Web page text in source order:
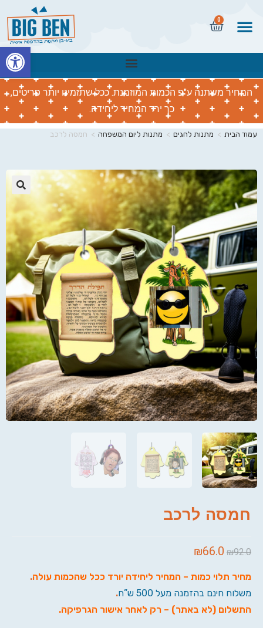
0
המחיר משתנה ע"פ הכמות המוזמנת. ככל שתזמינו יותר פריטים,
כך ירד המחיר ליחידה.
עמוד הבית > מתנות לחגים > מתנות ליום המשפחה > חמסה לרכב
🔍
חמסה לרכב
₪92.0
₪66.0
מחיר תלוי כמות – המחיר ליחידה יורד ככל שהכמות עולה.
משלוח חינם בהזמנה מעל 500 ש”ח
.
התשלום (לא באתר) – רק לאחר אישור הגרפיקה.